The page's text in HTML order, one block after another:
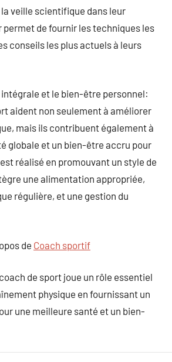
veille scientifique dans leur
permet de fournir les techniques les
conseils les plus actuels à leurs
et le bien-être personnel:
aident non seulement à améliorer
mais ils contribuent également à
globale et un bien-être accru pour
réalisé en promouvant un style de
une alimentation appropriée,
régulière, et une gestion du
de Coach sportif
de sport joue un rôle essentiel
physique en fournissant un
une meilleure santé et un bien-